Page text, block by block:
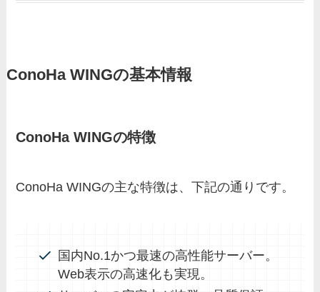
ConoHa WINGの基本情報
ConoHa WINGの特徴
ConoHa WINGの主な特徴は、下記の通りです。
国内No.1かつ最速の高性能サーバー。
Web表示の高速化も実現。